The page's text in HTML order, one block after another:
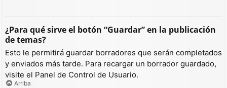
¿Para qué sirve el botón “Guardar” en la publicación
de temas?
Esto le permitirá guardar borradores que serán completados
y enviados más tarde. Para recargar un borrador guardado,
visite el Panel de Control de Usuario.
Arriba